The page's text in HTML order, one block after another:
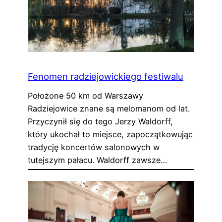
Fenomen radziejowickiego festiwalu
Położone 50 km od Warszawy
Radziejowice znane są melomanom od lat.
Przyczynił się do tego Jerzy Waldorff,
który ukochał to miejsce, zapoczątkowując
tradycję koncertów salonowych w
tutejszym pałacu. Waldorff zawsze…